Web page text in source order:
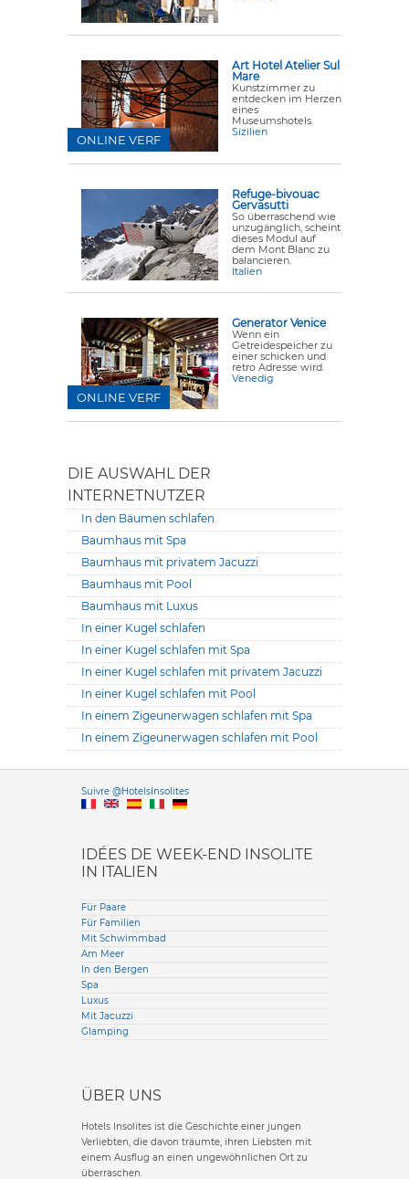
Art Hotel Atelier Sul
Mare
Kunstzimmer zu
entdecken im Herzen
eines
Museumshotels.
Sizilien
ONLINE VERF
Refuge-bivouac
Gervasutti
So überraschend wie
unzugänglich, scheint
dieses Modul auf
dem Mont Blanc zu
balancieren.
Italien
Generator Venice
Wenn ein
Getreidespeicher zu
einer schicken und
retro Adresse wird.
Venedig
ONLINE VERF
DIE AUSWAHL DER
INTERNETNUTZER
In den Bäumen schlafen
Baumhaus mit Spa
Baumhaus mit privatem Jacuzzi
Baumhaus mit Pool
Baumhaus mit Luxus
In einer Kugel schlafen
In einer Kugel schlafen mit Spa
In einer Kugel schlafen mit privatem Jacuzzi
In einer Kugel schlafen mit Pool
In einem Zigeunerwagen schlafen mit Spa
In einem Zigeunerwagen schlafen mit Pool
Suivre @HotelsInsolitesVersione
IDÉES DE WEEK-END INSOLITE
IN ITALIEN
Für Paare
Für Familien
Mit Schwimmbad
Am Meer
In den Bergen
Spa
Luxus
Mit Jacuzzi
Glamping
ÜBER UNS
Hotels Insolites ist die Geschichte einer jungen
Verliebten, die davon träumte, ihren Liebsten mit
einem Ausflug an einen ungewöhnlichen Ort zu
überraschen.